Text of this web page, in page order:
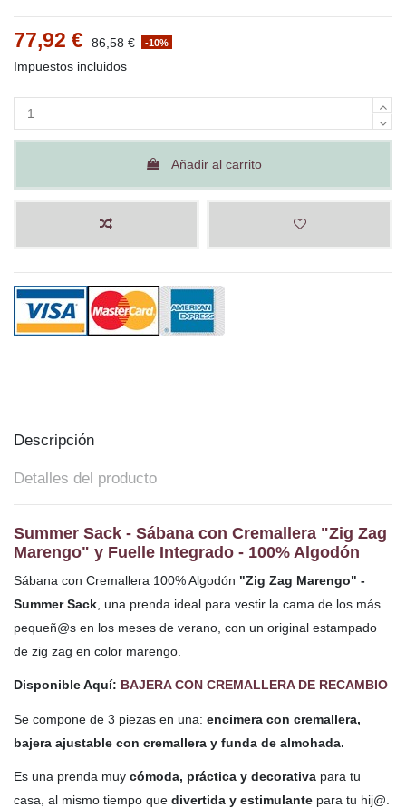
77,92 € 86,58 € -10%
Impuestos incluidos
Añadir al carrito
Descripción
Detalles del producto
Summer Sack - Sábana con Cremallera "Zig Zag
Marengo" y Fuelle Integrado - 100% Algodón
Sábana con Cremallera 100% Algodón "Zig Zag Marengo" -
Summer Sack, una prenda ideal para vestir la cama de los más
pequeñ@s en los meses de verano, con un original estampado
de zig zag en color marengo.
Disponible Aquí: BAJERA CON CREMALLERA DE RECAMBIO
Se compone de 3 piezas en una: encimera con cremallera,
bajera ajustable con cremallera y funda de almohada.
Es una prenda muy cómoda, práctica y decorativa para tu
casa, al mismo tiempo que divertida y estimulante para tu hij@.